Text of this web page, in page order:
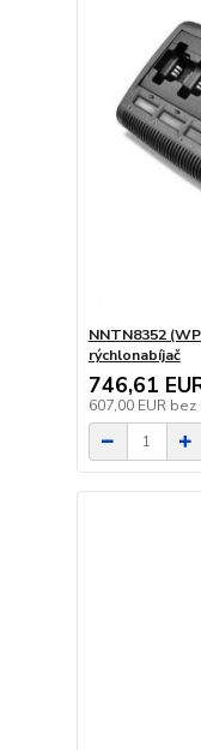
NNTN8352
rýchlonabíjač
746,61
607,00 EUR bez